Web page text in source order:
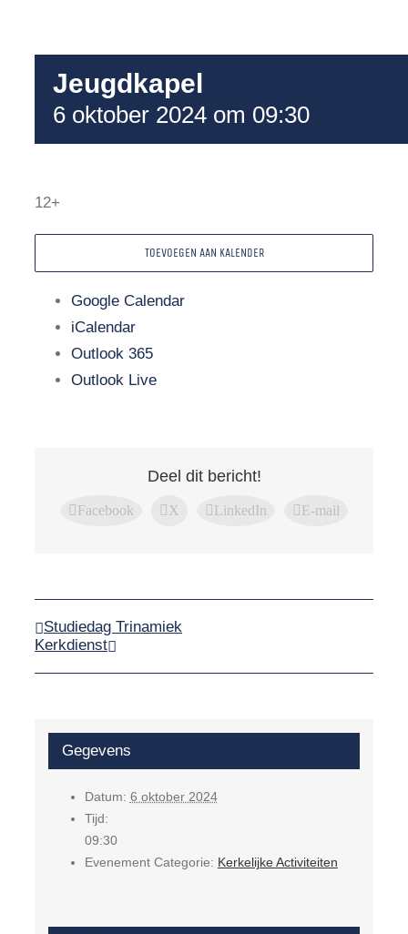
Jeugdkapel
6 oktober 2024 om 09:30
12+
TOEVOEGEN AAN KALENDER
Google Calendar
iCalendar
Outlook 365
Outlook Live
Deel dit bericht!
Facebook X LinkedIn E-mail
Studiedag Trinamiek
Kerkdienst
Gegevens
Datum: 6 oktober 2024
Tijd:
09:30
Evenement Categorie: Kerkelijke Activiteiten